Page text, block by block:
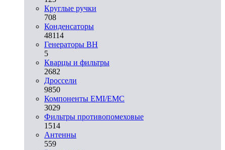
Круглые ручки
708
Конденсаторы
48114
Генераторы ВН
5
Кварцы и фильтры
2682
Дроссели
9850
Компоненты EMI/EMC
3029
Фильтры противопомеховые
1514
Антенны
559